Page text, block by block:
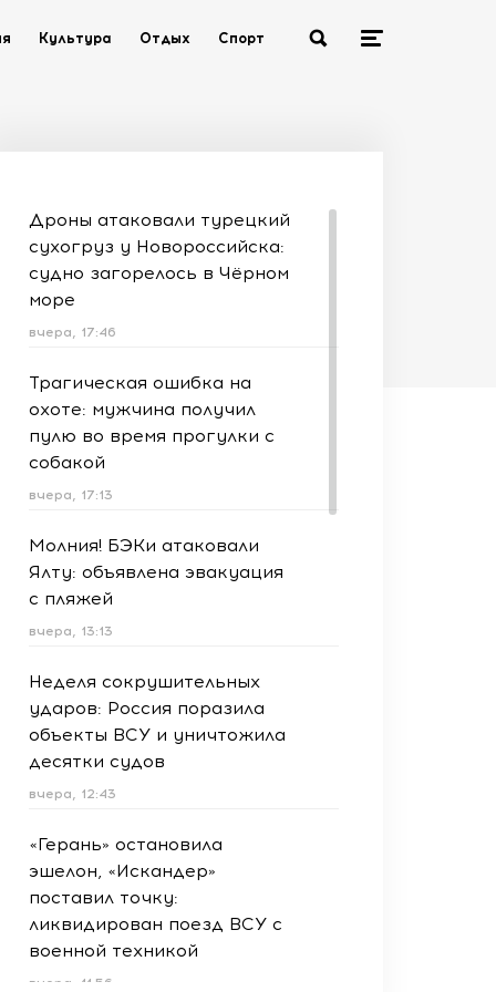
Культура Отдых Спорт
Дроны атаковали турецкий
сухогруз у Новороссийска:
судно загорелось в Чёрном
море
вчера, 17:46
Трагическая ошибка на
охоте: мужчина получил
пулю во время прогулки с
собакой
вчера, 17:13
Молния! БЭКи атаковали
Ялту: объявлена эвакуация
с пляжей
вчера, 13:13
Неделя сокрушительных
ударов: Россия поразила
объекты ВСУ и уничтожила
десятки судов
вчера, 12:43
«Герань» остановила
эшелон, «Искандер»
поставил точку:
ликвидирован поезд ВСУ с
военной техникой
вчера, 11:56